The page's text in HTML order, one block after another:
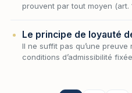
prouvent par tout moyen (art.
(art. 1359 C.…
Le principe de loyauté
Il ne suffit pas qu’une preuve
conditions d’admissibilité